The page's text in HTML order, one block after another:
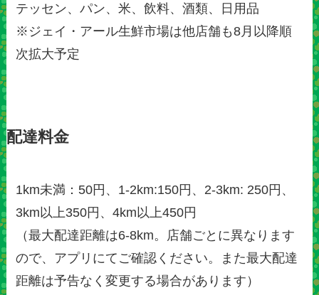
テッセン、パン、米、飲料、酒類、日用品
※ジェイ・アール生鮮市場は他店舗も8月以降順
次拡大予定
配達料金
1km未満：50円、1-2km:150円、2-3km: 250円、
3km以上350円、4km以上450円
（最大配達距離は6-8km。店舗ごとに異なります
ので、アプリにてご確認ください。また最大配達
距離は予告なく変更する場合があります）